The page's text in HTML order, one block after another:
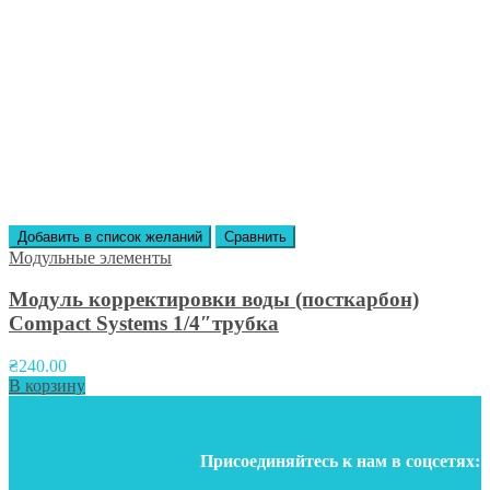
Добавить в список желаний Сравнить
Модульные элементы
Модуль корректировки воды (посткарбон)
Compact Systems 1/4″трубка
₴240.00
В корзину
Присоединяйтесь к нам в соцсетях: